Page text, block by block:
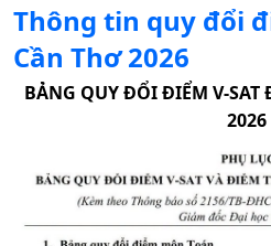
Thông tin quy đổi
Cần Thơ 2026
BẢNG QUY ĐỔI ĐIỂM V-SAT
2026